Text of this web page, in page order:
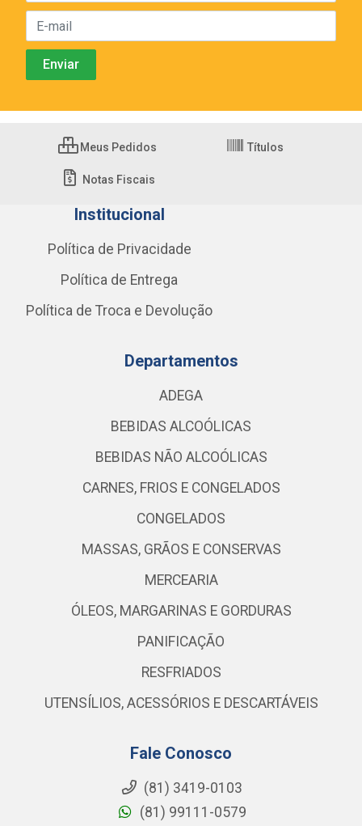
Meus Pedidos Títulos
Notas Fiscais
Institucional
Política de Privacidade
Política de Entrega
Política de Troca e Devolução
Departamentos
ADEGA
BEBIDAS ALCOÓLICAS
BEBIDAS NÃO ALCOÓLICAS
CARNES, FRIOS E CONGELADOS
CONGELADOS
MASSAS, GRÃOS E CONSERVAS
MERCEARIA
ÓLEOS, MARGARINAS E GORDURAS
PANIFICAÇÃO
RESFRIADOS
UTENSÍLIOS, ACESSÓRIOS E DESCARTÁVEIS
Fale Conosco
(81) 3419-0103
(81) 99111-0579